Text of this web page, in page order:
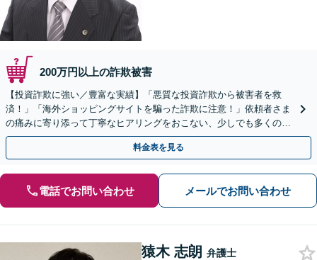
200万円以上の詐欺被害
【投資詐欺に強い／豊富な実績】「悪質な投資詐欺から被害者を救
済！」「海外ショッピングサイトを騙った詐欺に注意！」依頼者さま
の痛みに寄り添って丁寧なヒアリングをおこない、少しでも多くの返
金が得られるよう尽力します！
料金表を見る
電話でお問い合わせ メールでお問い合わせ
猿木 志朗 弁護士